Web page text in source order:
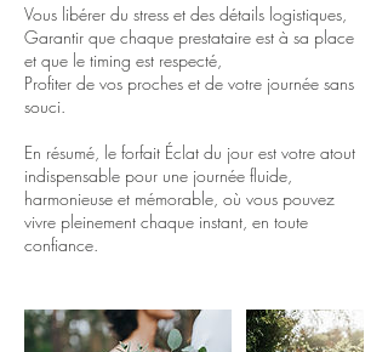
Vous libérer du stress et des détails logistiques,
Garantir que chaque prestataire est à sa place
et que le timing est respecté,
Profiter de vos proches et de votre journée sans
souci.
En résumé, le forfait Éclat du jour est votre atout
indispensable pour une journée fluide,
harmonieuse et mémorable, où vous pouvez
vivre pleinement chaque instant, en toute